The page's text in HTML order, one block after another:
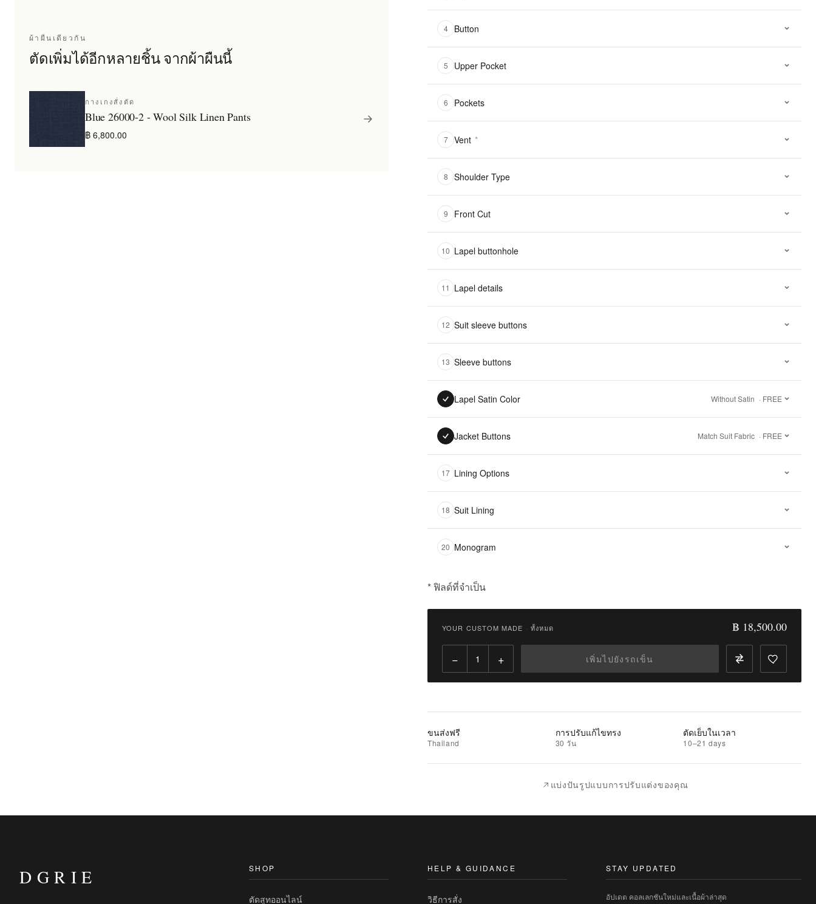
ผ้าผืนเดียวกัน
ตัดเพิ่มได้อีกหลายชิ้น จากผ้าผืนนี้
กางเกงสั่งตัด
Blue 26000-2 - Wool Silk Linen Pants
฿ 6,800.00
4 Button
5 Upper Pocket
6 Pockets
7 Vent *
8 Shoulder Type
9 Front Cut
10 Lapel buttonhole
11 Lapel details
12 Suit sleeve buttons
13 Sleeve buttons
Lapel Satin Color Without Satin · FREE
Jacket Buttons Match Suit Fabric · FREE
17 Lining Options
18 Suit Lining
20 Monogram
* ฟิลด์ที่จำเป็น
Qty:
เพิ่ม
รายการ
เปรียบ
เทียบ
YOUR CUSTOM MADE · ทั้งหมด ฿ 18,500.00
− + เพิ่มไปยังรถเข็น
ขนส่งฟรี
Thailand
การปรับแก้ไขทรง
30 วัน
ตัดเย็บในเวลา
10–21 days
แบ่งปันรูปแบบการปรับแต่งของคุณ
DGRIE
SHOP
ตัดสูทออนไลน์
HELP & GUIDANCE
วิธีการสั่ง
STAY UPDATED
อัปเดต คอลเลกชันใหม่และเนื้อผ้าล่าสุด